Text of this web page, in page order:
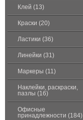
Клей (13)
Краски (20)
Ластики (36)
Линейки (31)
Маркеры (11)
Наклейки, раскраски,
пазлы (16)
Офисные
принадлежности (184)